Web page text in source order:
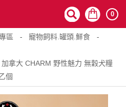
0
區 - 寵物飼料.罐頭.鮮食 -
拿大 CHARM 野性魅力 無穀犬糧
個